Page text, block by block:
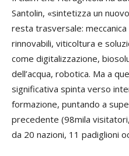
Santolin, «sintetizza un
resta trasversale:
rinnovabili, viticoltura e
come digitalizzazione,
dell’acqua, robotica. Ma a
significativa spinta verso
formazione, puntando a
precedente (98mila
da 20 nazioni, 11 padiglioni